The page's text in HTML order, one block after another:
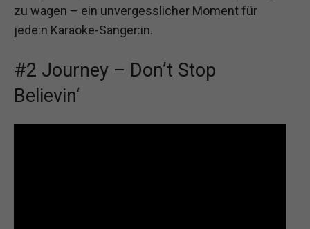
zu wagen – ein unvergesslicher Moment für
jede:n Karaoke-Sänger:in.
#2 Journey – Don’t Stop
Believin‘